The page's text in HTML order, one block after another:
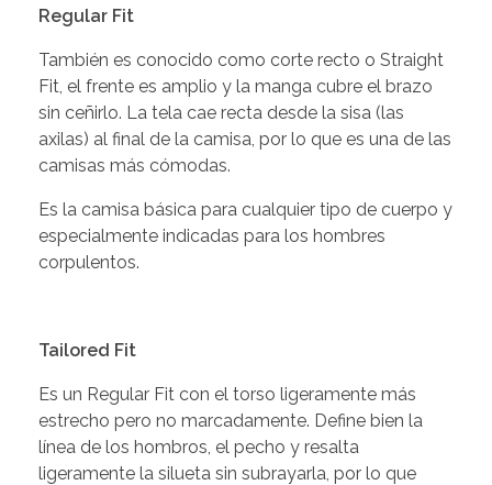
Regular Fit
También es conocido como corte recto o Straight
Fit, el frente es amplio y la manga cubre el brazo
sin ceñirlo. La tela cae recta desde la sisa (las
axilas) al final de la camisa, por lo que es una de las
camisas más cómodas.
Es la camisa básica para cualquier tipo de cuerpo y
especialmente indicadas para los hombres
corpulentos.
Tailored Fit
Es un Regular Fit con el torso ligeramente más
estrecho pero no marcadamente. Define bien la
línea de los hombros, el pecho y resalta
ligeramente la silueta sin subrayarla, por lo que